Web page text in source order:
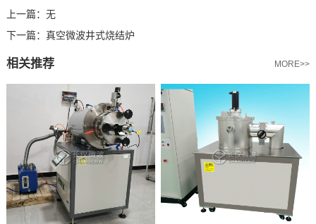
上一篇： 无
下一篇： 真空微波井式烧结炉
相关推荐 MORE>>